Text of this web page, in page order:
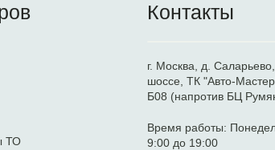
ТО
Контакты
г. Москва, д.
шоссе, ТК "Авто-
Б08 (напротив БЦ
Время работы:
9:00 до 19:00